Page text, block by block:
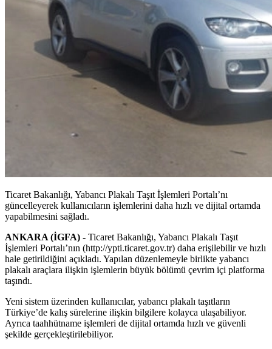
Ticaret Bakanlığı, Yabancı Plakalı Taşıt İşlemleri Portalı’nı
güncelleyerek kullanıcıların işlemlerini daha hızlı ve dijital ortamda
yapabilmesini sağladı.
ANKARA (İGFA) - Ticaret Bakanlığı, Yabancı Plakalı Taşıt
İşlemleri Portalı’nın (http://ypti.ticaret.gov.tr) daha erişilebilir ve hızlı
hale getirildiğini açıkladı. Yapılan düzenlemeyle birlikte yabancı
plakalı araçlara ilişkin işlemlerin büyük bölümü çevrim içi platforma
taşındı.
Yeni sistem üzerinden kullanıcılar, yabancı plakalı taşıtların
Türkiye’de kalış sürelerine ilişkin bilgilere kolayca ulaşabiliyor.
Ayrıca taahhütname işlemleri de dijital ortamda hızlı ve güvenli
şekilde gerçekleştirilebiliyor.